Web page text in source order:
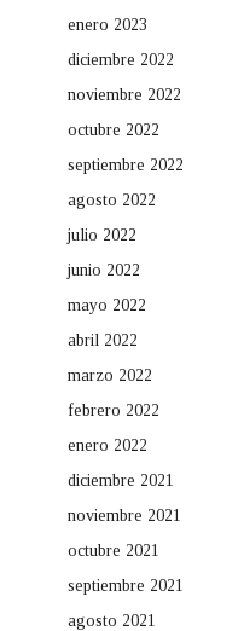
enero 2023
diciembre 2022
noviembre 2022
octubre 2022
septiembre 2022
agosto 2022
julio 2022
junio 2022
mayo 2022
abril 2022
marzo 2022
febrero 2022
enero 2022
diciembre 2021
noviembre 2021
octubre 2021
septiembre 2021
agosto 2021